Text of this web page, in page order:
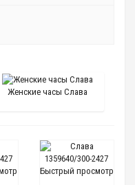
Женские часы Слава
Быстрый просмотр